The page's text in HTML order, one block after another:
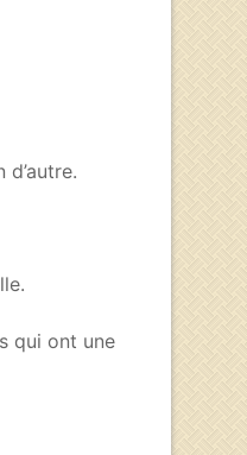
d’autre.
qui ont une